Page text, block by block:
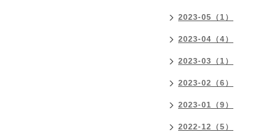
2023-05（1）
2023-04（4）
2023-03（1）
2023-02（6）
2023-01（9）
2022-12（5）